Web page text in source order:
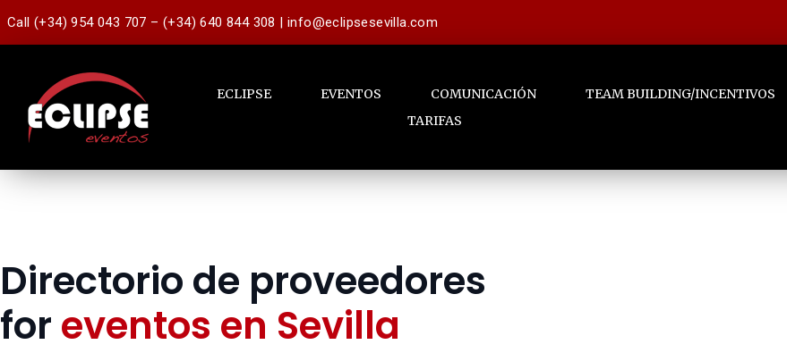
Call (+34) 954 043 707 – (+34) 640 844 308 | info@eclipsesevilla.com
ECLIPSE EVENTOS COMUNICACIÓN TEAM BUILDING/INCENTIVOS
TARIFAS
Directorio de proveedores
for eventos en Sevilla